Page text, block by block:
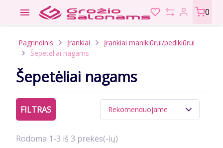
 0
Pagrindinis Įrankiai
Įrankiai manikiūrui/pedikiūrui
Šepetėliai nagams
Šepetėliai nagams
Rekomenduojame
FILTRAS
Rodoma 1-3 iš 3 prekės(-ių)